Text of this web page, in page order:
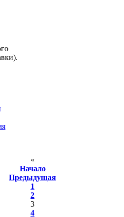
«
Начало
Предыдущая
1
2
3
4